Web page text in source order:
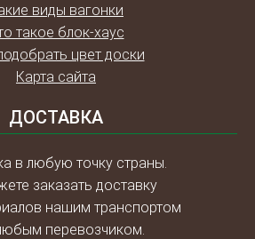
виды вагонки
такое блок-хаус
цвет доски
Карта сайта
ДОСТАВКА
в любую точку страны.
заказать доставку
нашим транспортом
перевозчиком.